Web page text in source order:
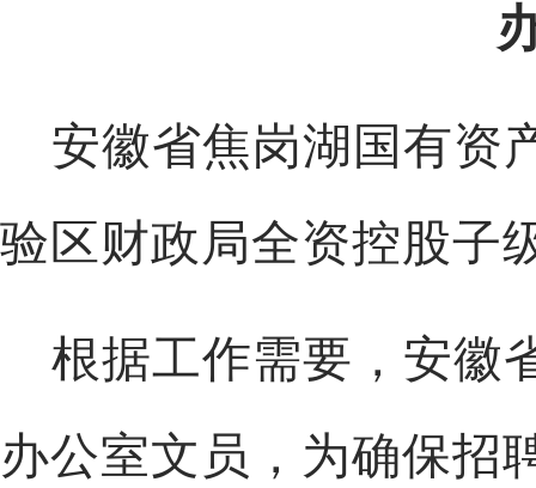
安徽省焦岗湖国有资
验区财政局全资控股子
根据工作需要， 安徽
办公室文员 ，为确保招